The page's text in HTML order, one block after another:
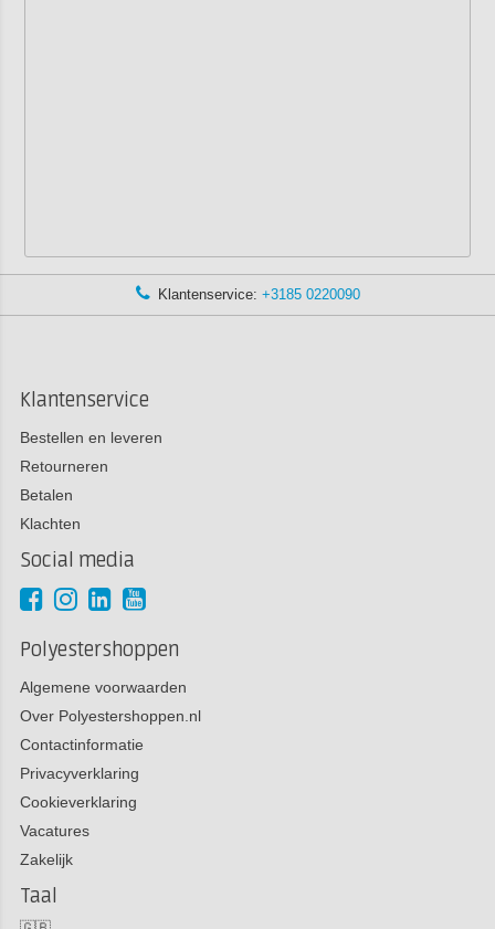
Klantenservice: +3185 0220090
Klantenservice
Bestellen en leveren
Retourneren
Betalen
Klachten
Social media
Polyestershoppen
Algemene voorwaarden
Over Polyestershoppen.nl
Contactinformatie
Privacyverklaring
Cookieverklaring
Vacatures
Zakelijk
Taal